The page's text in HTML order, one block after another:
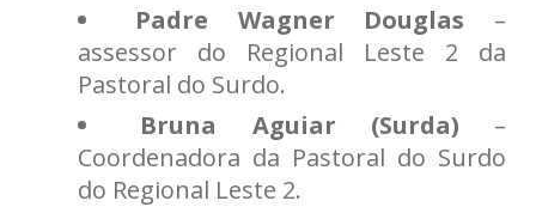
Padre Wagner Douglas –
assessor do Regional Leste 2 da
Pastoral do Surdo.
Bruna Aguiar (Surda) –
Coordenadora da Pastoral do Surdo
do Regional Leste 2.